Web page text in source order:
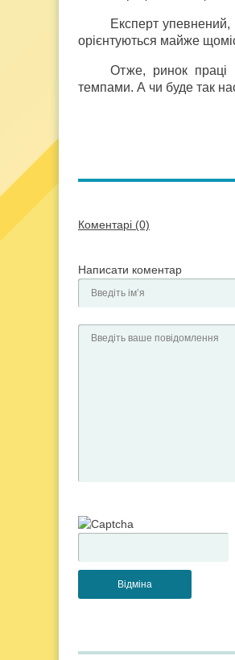
Експерт
орієнтуються майже
Отже, ринок праці
темпами. А чи буде так
Коментарі (0)
Написати коментар